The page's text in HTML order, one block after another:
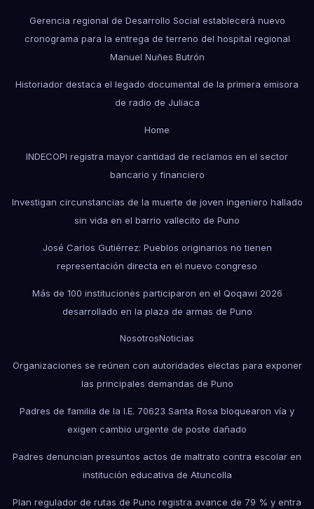
Gerencia regional de Desarrollo Social establecerá nuevo
cronograma para la entrega de terreno del hospital regional
Manuel Nuñes Butrón
Historiador destaca el legado documental de la primera emisora
de radio de Juliaca
Home
INDECOPI registra mayor cantidad de reclamos en el sector
bancario y financiero
Investigan circunstancias de la muerte de joven ingeniero hallado
sin vida en el barrio vallecito de Puno
José Carlos Gutiérrez: Pueblos originarios no tienen
representación directa en el nuevo congreso
Más de 100 instituciones participaron en el Qoqawi 2026
desarrollado en la plaza de armas de Puno
NosotrosNoticias
Organizaciones se reúnen con autoridades electas para exponer
las principales demandas de Puno
Padres de familia de la I.E. 70623 Santa Rosa bloquearon vía y
exigen cambio urgente de poste dañado
Padres denuncian presuntos actos de maltrato contra escolar en
institución educativa de Atuncolla
Plan regulador de rutas de Puno registra avance de 79 % y entra